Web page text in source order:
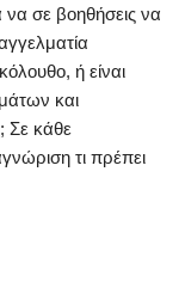
σε βοηθήσεις να
ή είναι
και
Σε κάθε
τι πρέπει